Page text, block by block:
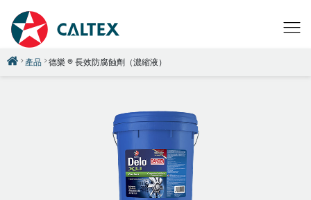
產品 德樂 ® 長效防腐蝕劑（濃縮液）